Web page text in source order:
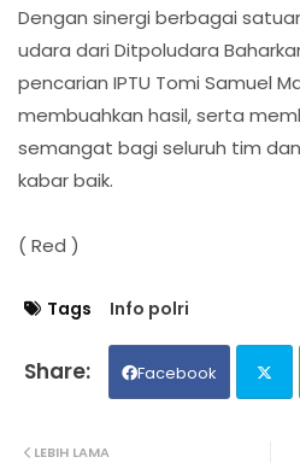
Dengan sinergi berbagai
udara dari Ditpoludara
pencarian IPTU Tomi Samuel
membuahkan hasil, serta
semangat bagi seluruh tim
kabar baik.
( Red )
Tags Info polri
Facebook
LEBIH LAMA